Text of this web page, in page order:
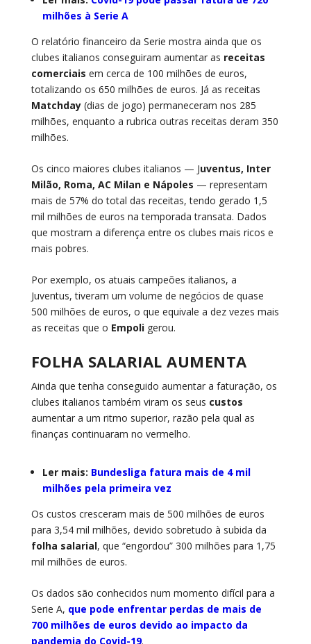
milhões à Serie A
O relatório financeiro da Serie mostra ainda que os
clubes italianos conseguiram aumentar as receitas
comerciais em cerca de 100 milhões de euros,
totalizando os 650 milhões de euros. Já as receitas
Matchday(dias de jogo) permaneceram nos 285
milhões, enquanto a rubrica outras receitas deram 350
milhões.
Os cinco maiores clubes italianos — Juventus, Inter
Milão, Roma, AC Milan e Nápoles — representam
mais de 57% do total das receitas, tendo gerado 1,5
mil milhões de euros na temporada transata. Dados
que mostram a diferença entre os clubes mais ricos e
mais pobres.
Por exemplo, os atuais campeões italianos, a
Juventus, tiveram um volume de negócios de quase
500 milhões de euros, o que equivale a dez vezes mais
as receitas que o Empoligerou.
FOLHA SALARIAL AUMENTA
Ainda que tenha conseguido aumentar a faturação, os
clubes italianos também viram os seus custos
aumentar a um ritmo superior, razão pela qual as
finanças continuaram no vermelho.
Ler mais: Bundesliga fatura mais de 4 mil
milhões pela primeira vez
Os custos cresceram mais de 500 milhões de euros
para 3,54 mil milhões, devido sobretudo à subida da
folha salarial, que “engordou” 300 milhões para 1,75
mil milhões de euros.
Os dados são conhecidos num momento difícil para a
Serie A, que pode enfrentar perdas de mais de
700 milhões de euros devido ao impacto da
pandemia do Covid-19.